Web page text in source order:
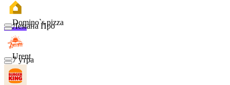
Domino`s pizza
Urent
Лемана Про
7 утра